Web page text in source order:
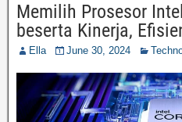
Memilih Prosesor
beserta Kinerja,
Ella June 30, 2024